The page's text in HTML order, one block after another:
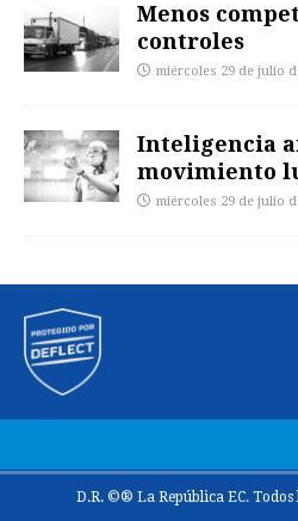
Menos
controles
miércoles 29 de julio
Inteligencia
movimiento
miércoles 29 de julio
D.R. ©® La República EC. Todos